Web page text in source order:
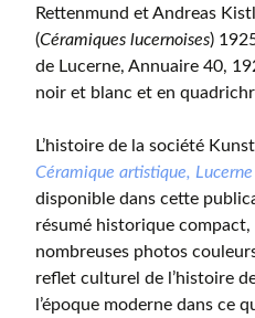
Rettenmund et Andreas
(Céramiques lucernoises)
de Lucerne, Annuaire 40,
noir et blanc et en
L’histoire de la société
Céramique artistique, Lucerne
disponible dans cette
résumé historique
nombreuses photos
reflet culturel de l’histoire
l’époque moderne dans ce